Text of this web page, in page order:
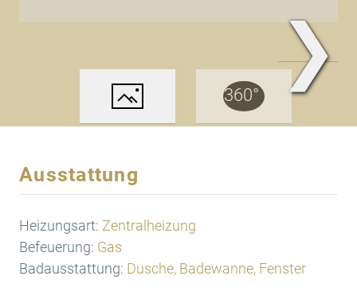
❯
Ausstattung
Heizungsart: Zentralheizung
Befeuerung: Gas
Badausstattung: Dusche, Badewanne, Fenster